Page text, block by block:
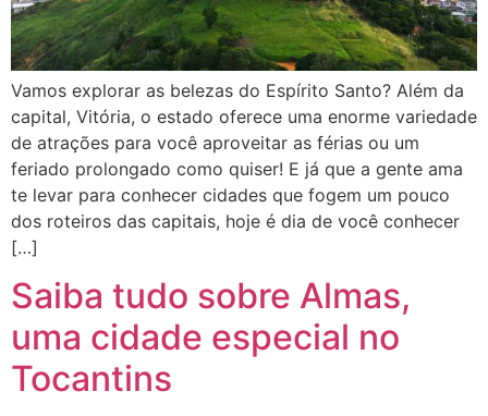
Vamos explorar as belezas do Espírito Santo? Além da
capital, Vitória, o estado oferece uma enorme variedade
de atrações para você aproveitar as férias ou um
feriado prolongado como quiser! E já que a gente ama
te levar para conhecer cidades que fogem um pouco
dos roteiros das capitais, hoje é dia de você conhecer
[…]
Saiba tudo sobre Almas,
uma cidade especial no
Tocantins